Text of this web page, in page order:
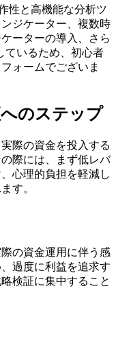
性と高機能な分析ツ
ジケーター、複数時
ーターの導入、さら
ているため、初心者
ォームでございま
のステップ
際の資金を投入する
際には、まず低レバ
心理的負担を軽減し
す。
の資金運用に伴う感
過度に利益を追求す
検証に集中すること